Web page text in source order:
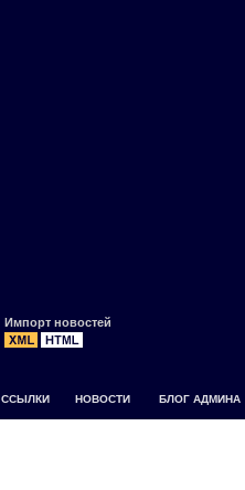
Импорт новостей
ССЫЛКИ НОВОСТИ БЛОГ АДМИНА